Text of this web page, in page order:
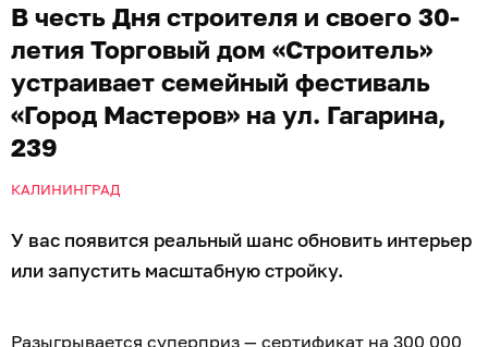
В честь Дня строителя и своего 30-
летия Торговый дом «Строитель»
устраивает семейный фестиваль
«Город Мастеров» на ул. Гагарина,
239
КАЛИНИНГРАД
У вас появится реальный шанс обновить интерьер
или запустить масштабную стройку.
Разыгрывается суперприз — сертификат на 300 000